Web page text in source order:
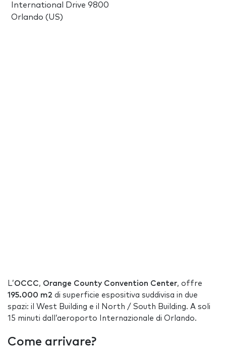
International Drive 9800
Orlando (US)
L’OCCC, Orange County Convention Center, offre
195.000 m2 di superficie espositiva suddivisa in due
spazi: il West Building e il North / South Building. A soli
15 minuti dall’aeroporto Internazionale di Orlando.
Come arrivare?